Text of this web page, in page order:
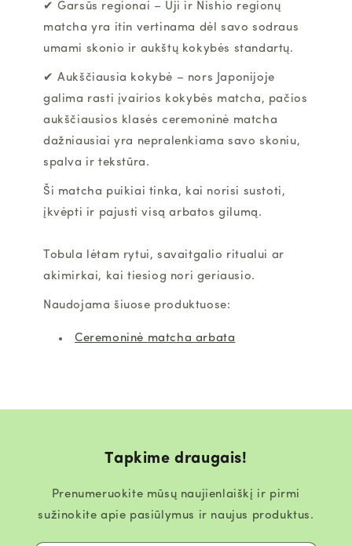
✔ Garsūs regionai – Uji ir Nishio regionų
matchayra itin vertinama dėl savo sodraus
umami skonio ir aukštų kokybės standartų.
✔ Aukščiausia kokybė – nors Japonijoje
galima rasti įvairios kokybės matcha, pačios
aukščiausios klasės ceremoninė matcha
dažniausiai yra nepralenkiama savo skoniu,
spalva ir tekstūra.
Ši matcha puikiai tinka, kai norisi sustoti,
įkvėpti ir pajusti visą arbatos gilumą.
Tobula lėtam rytui, savaitgalio ritualui ar
akimirkai, kai tiesiog nori geriausio.
Naudojama šiuose produktuose:
Ceremoninė matcha arbata
Tapkime draugais!
Prenumeruokite mūsų naujienlaiškį ir pirmi
sužinokite apie pasiūlymus ir naujus produktus.